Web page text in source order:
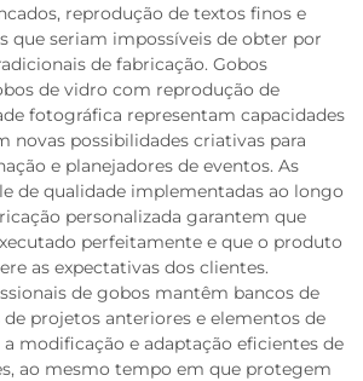
reprodução de textos finos e
que seriam impossíveis de obter por
de fabricação. Gobos
de vidro com reprodução de
fotográfica representam capacidades
novas possibilidades criativas para
e planejadores de eventos. As
de qualidade implementadas ao longo
personalizada garantem que
perfeitamente e que o produto
as expectativas dos clientes.
de gobos mantêm bancos de
projetos anteriores e elementos de
modificação e adaptação eficientes de
ao mesmo tempo em que protegem